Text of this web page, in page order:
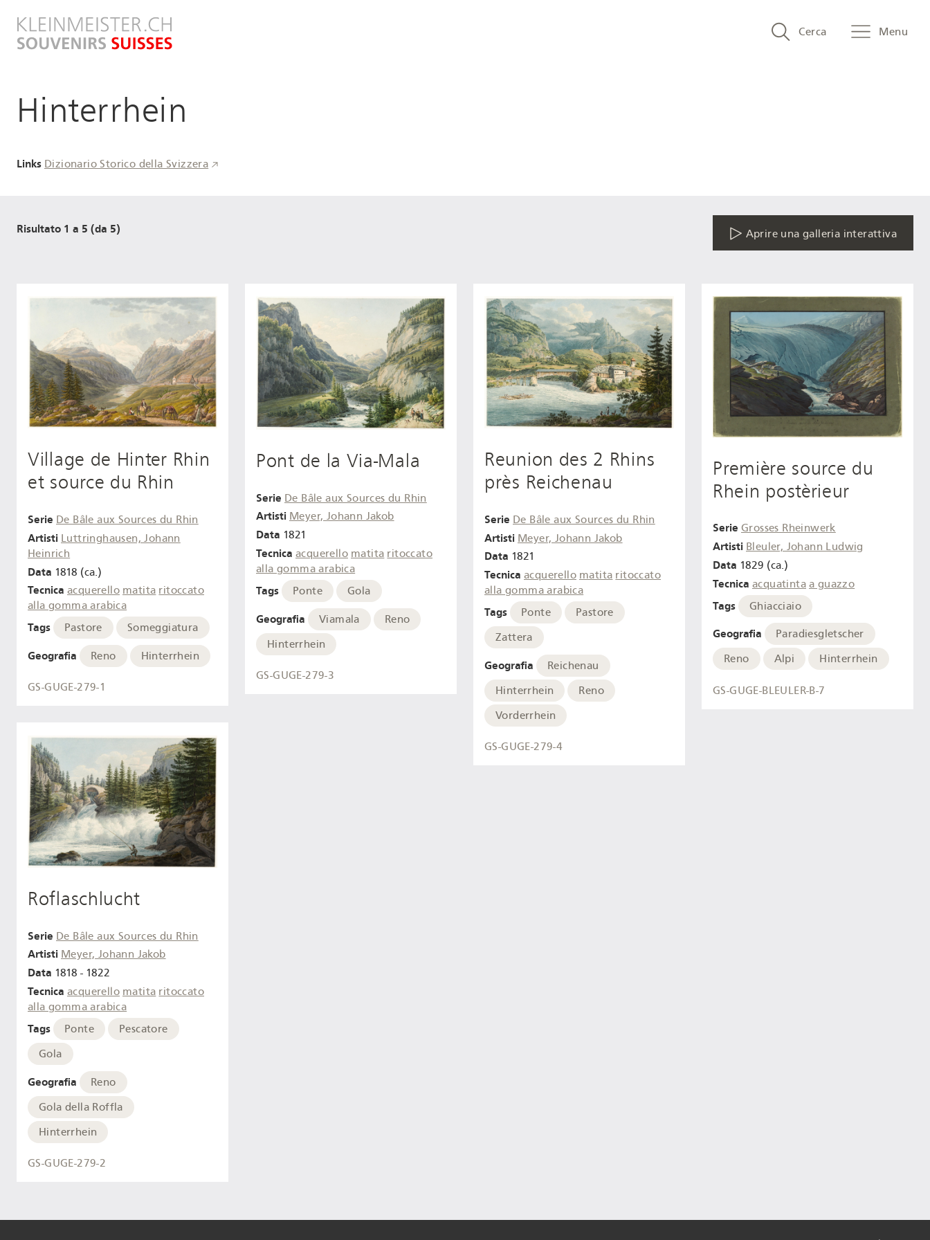
contenuto
principale
Search
Cerca Menu
Hinterrhein
Links Dizionario Storico della Svizzera
Risultato 1 a 5 (da 5) Aprire una galleria interattiva
Village de Hinter Rhin
et source du Rhin
Serie De Bâle aux Sources du Rhin
Artisti Luttringhausen, Johann
Heinrich
Data 1818 (ca.)
Tecnica acquerello matita ritoccato
alla gomma arabica
Tags Pastore Someggiatura
Geografia Reno Hinterrhein
GS-GUGE-279-1
Roflaschlucht
Serie De Bâle aux Sources du Rhin
Artisti Meyer, Johann Jakob
Data 1818 - 1822
Tecnica acquerello matita ritoccato
alla gomma arabica
Tags Ponte
Pescatore
Gola
Geografia
Reno
Gola della Roffla
Hinterrhein
GS-GUGE-279-2
Pont de la Via-Mala
Serie De Bâle aux Sources du Rhin
Artisti Meyer, Johann Jakob
Data 1821
Tecnica acquerello matita ritoccato
alla gomma arabica
Tags Ponte Gola
Geografia Viamala
Reno
Hinterrhein
GS-GUGE-279-3
Reunion des 2 Rhins
près Reichenau
Serie De Bâle aux Sources du Rhin
Artisti Meyer, Johann Jakob
Data 1821
Tecnica acquerello matita ritoccato
alla gomma arabica
Tags Ponte
Pastore
Zattera
Geografia
Reichenau
Hinterrhein
Reno
Vorderrhein
GS-GUGE-279-4
Première source du
Rhein postèrieur
Serie Grosses Rheinwerk
Artisti Bleuler, Johann Ludwig
Data 1829 (ca.)
Tecnica acquatinta a guazzo
Tags Ghiacciaio
Geografia
Paradiesgletscher
Reno
Alpi Hinterrhein
GS-GUGE-BLEULER-B-7